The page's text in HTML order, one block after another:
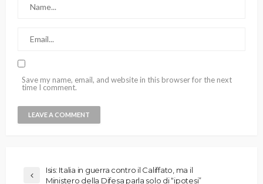
Save my name, email, and website in this browser for the next
time I comment.
Isis: Italia in guerra contro il Califfato, ma il
Ministero della Difesa parla solo di “ipotesi”